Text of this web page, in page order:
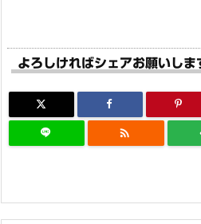
よろしければシェアお願いしま
